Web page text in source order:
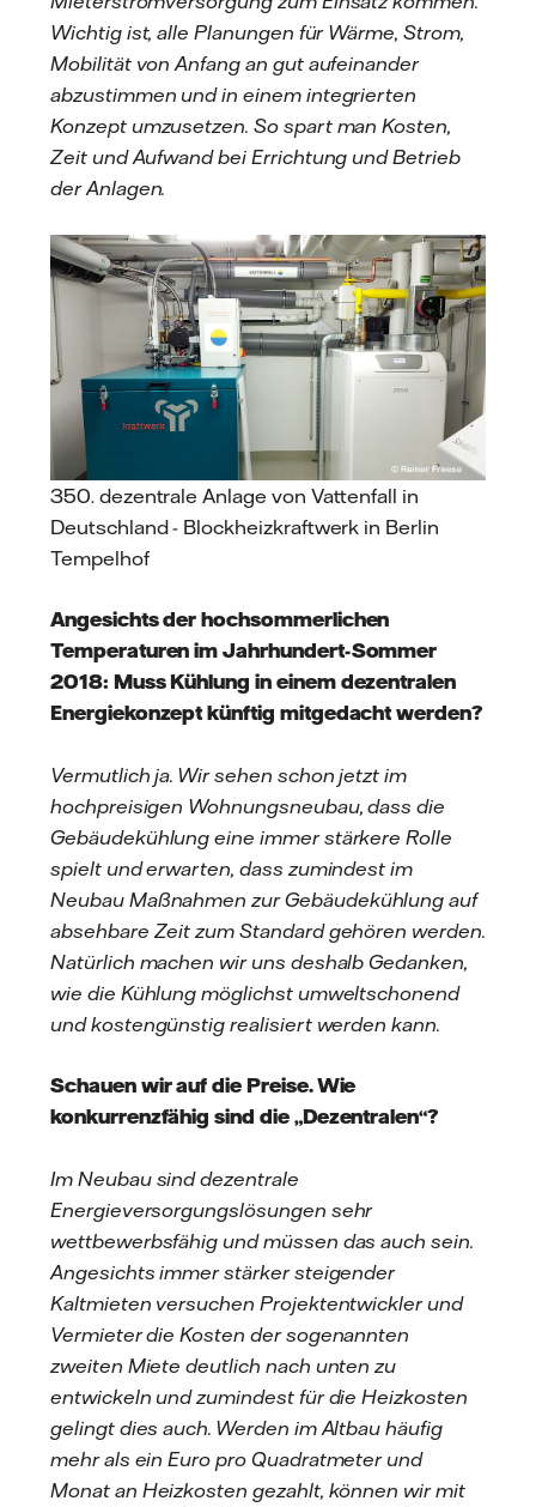
Wichtig ist, alle Planungen für Wärme, Strom,
Mobilität von Anfang an gut aufeinander
abzustimmen und in einem integrierten
Konzept umzusetzen. So spart man Kosten,
Zeit und Aufwand bei Errichtung und Betrieb
der Anlagen.
350. dezentrale Anlage von Vattenfall in
Deutschland - Blockheizkraftwerk in Berlin
Tempelhof
Angesichts der hochsommerlichen
Temperaturen im Jahrhundert-Sommer
2018: Muss Kühlung in einem dezentralen
Energiekonzept künftig mitgedacht werden?
Vermutlich ja. Wir sehen schon jetzt im
hochpreisigen Wohnungsneubau, dass die
Gebäudekühlung eine immer stärkere Rolle
spielt und erwarten, dass zumindest im
Neubau Maßnahmen zur Gebäudekühlung auf
absehbare Zeit zum Standard gehören werden.
Natürlich machen wir uns deshalb Gedanken,
wie die Kühlung möglichst umweltschonend
und kostengünstig realisiert werden kann.
Schauen wir auf die Preise. Wie
konkurrenzfähig sind die „Dezentralen“?
Im Neubau sind dezentrale
Energieversorgungslösungen sehr
wettbewerbsfähig und müssen das auch sein.
Angesichts immer stärker steigender
Kaltmieten versuchen Projektentwickler und
Vermieter die Kosten der sogenannten
zweiten Miete deutlich nach unten zu
entwickeln und zumindest für die Heizkosten
gelingt dies auch. Werden im Altbau häufig
mehr als ein Euro pro Quadratmeter und
Monat an Heizkosten gezahlt, können wir mit